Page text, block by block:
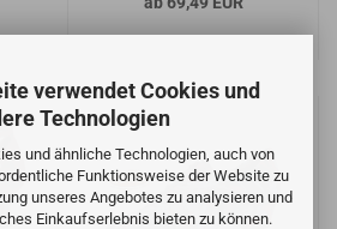
verwendet Cookies und
Technologien
und ähnliche Technologien, auch von
Funktionsweise der Website zu
unseres Angebotes zu analysieren und
Einkaufserlebnis bieten zu können.